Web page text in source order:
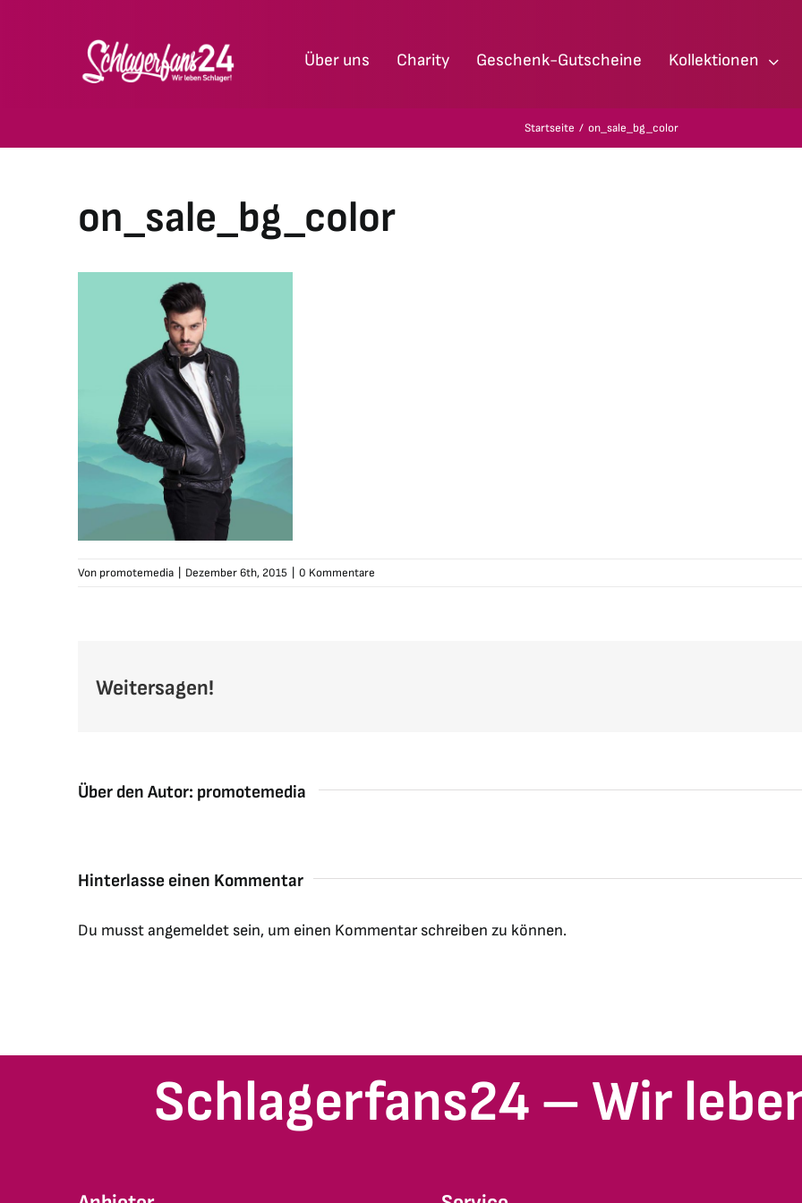
Über uns Charity Geschenk-Gutscheine Kollektionen
Startseite on_sale_bg_color
on_sale_bg_color
Von promotemedia Dezember 6th, 2015 0 Kommentare
Weitersagen!
Über den Autor: promotemedia
Hinterlasse einen Kommentar
Du musstangemeldet sein, um einen Kommentar schreiben zu können.
Schlagerfans24 – Wir